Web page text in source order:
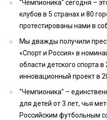
"Чемпионика" сегодня –
клубов в 5 странах и 80
протестированы нами в
Мы дважды получили
«Спорт и Россия» в
области детского спорта
инновационный проект в
"Чемпионика" –
для детей от 3 лет, чья
Российским футбольным